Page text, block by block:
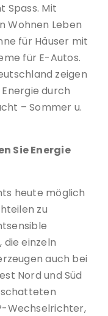
Spass. Mit
Wohnen Leben
für Häuser mit
für E-Autos.
zeigen
Energie durch
– Sommer u.
Sie Energie
heute möglich
zu
einzeln
auch bei
Nord und Süd
Wechselrichter,